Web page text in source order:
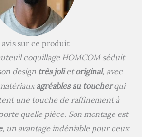
de votre choix :
salon, bureau,
chambre, etc...
GRAND CONFORT
revêtement en
polyester effet
molleton polaire
grande douceur
très agréable au
toucher par
n'importe quelle
condition, chaleur
avis sur ce produit
coquillage HOMCOM séduit
design très jolietoriginal, avec
agréables au toucherqui
une touche de raffinement à
quelle pièce. Son montage est
, un avantage indéniable pour ceux